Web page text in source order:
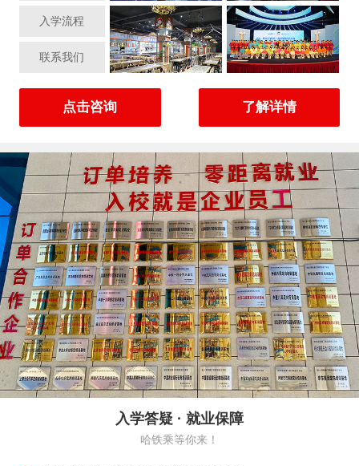
入学流程
联系我们
点击咨询 了解详情
入学答疑 · 就业保障
哈铁乘等你来！